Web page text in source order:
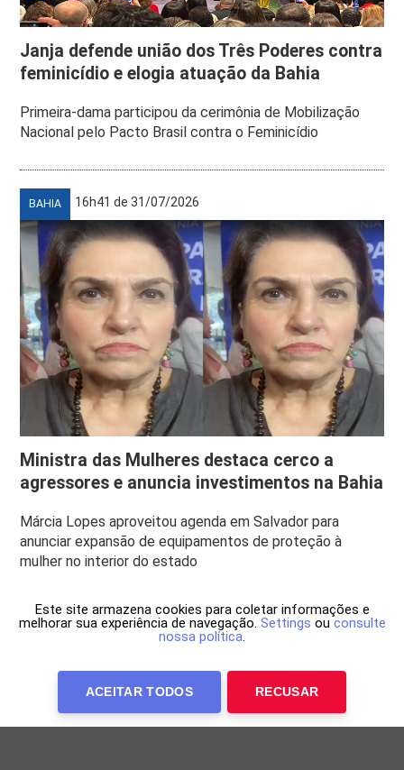
Janja defende união dos Três Poderes contra
feminicídio e elogia atuação da Bahia
Primeira-dama participou da cerimônia de Mobilização
Nacional pelo Pacto Brasil contra o Feminicídio
BAHIA 16h41 de 31/07/2026
Ministra das Mulheres destaca cerco a
agressores e anuncia investimentos na Bahia
Márcia Lopes aproveitou agenda em Salvador para
anunciar expansão de equipamentos de proteção à
mulher no interior do estado
Este site armazena cookies para coletar informações e
melhorar sua experiência de navegação. Settings ou consulte
nossa política.
ACEITAR TODOS RECUSAR